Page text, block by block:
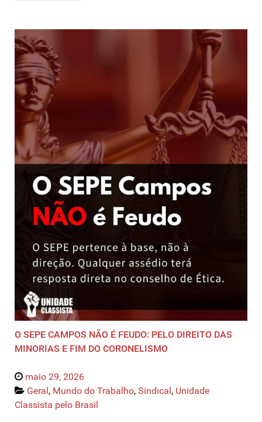
O SEPE CAMPOS NÃO É FEUDO: PELO DIREITO DAS
MINORIAS E FIM DO CORONELISMO
maio 29, 2026
Geral, Mundo do Trabalho, Sindical, Unidade
Classista pelo Brasil